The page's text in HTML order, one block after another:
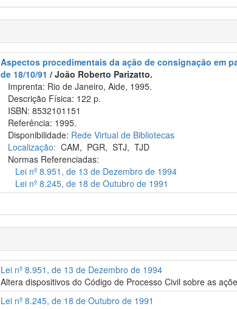
Aspectos procedimentais da ação de consignação em
de 18/10/91 / João Roberto Parizatto.
Imprenta: Rio de Janeiro, Aide, 1995.
Descrição Física: 122 p.
ISBN: 8532101151
Referência: 1995.
Disponibilidade: Rede Virtual de Bibliotecas
Localização: CAM, PGR,STJ,TJD
Normas Referenciadas:
Lei nº 8.951, de 13 de Dezembro de 1994
Lei nº 8.245, de 18 de Outubro de 1991
Lei nº 8.951, de 13 de Dezembro de 1994
Altera dispositivos do Código de Processo Civil sobre as
Lei nº 8.245, de 18 de Outubro de 1991